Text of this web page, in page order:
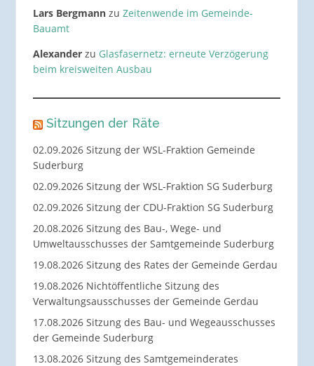
Lars Bergmannzu Zeitenwende im Gemeinde-
Bauamt
Alexanderzu Glasfasernetz: erneute Verzögerung
beim kreisweiten Ausbau
Sitzungen der Räte
02.09.2026 Sitzung der WSL-Fraktion Gemeinde
Suderburg
02.09.2026 Sitzung der WSL-Fraktion SG Suderburg
02.09.2026 Sitzung der CDU-Fraktion SG Suderburg
20.08.2026 Sitzung des Bau-, Wege- und
Umweltausschusses der Samtgemeinde Suderburg
19.08.2026 Sitzung des Rates der Gemeinde Gerdau
19.08.2026 Nichtöffentliche Sitzung des
Verwaltungsausschusses der Gemeinde Gerdau
17.08.2026 Sitzung des Bau- und Wegeausschusses
der Gemeinde Suderburg
13.08.2026 Sitzung des Samtgemeinderates